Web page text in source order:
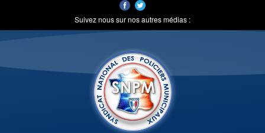
Suivez nous sur nos autres médias :